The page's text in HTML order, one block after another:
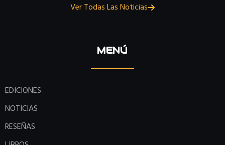
Ver Todas Las Noticias
MENÚ
EDICIONES
NOTICIAS
RESEÑAS